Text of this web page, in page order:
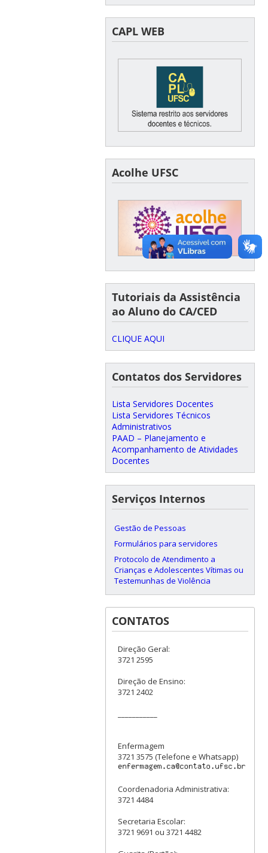
CAPL WEB
Acolhe UFSC
Tutoriais da Assistência
ao Aluno do CA/CED
CLIQUE AQUI
Contatos dos Servidores
Lista Servidores Docentes
Lista Servidores Técnicos
Administrativos
PAAD – Planejamento e
Acompanhamento de Atividades
Docentes
Serviços Internos
Gestão de Pessoas
Formulários para servidores
Protocolo de Atendimento a
Crianças e Adolescentes Vítimas ou
Testemunhas de Violência
CONTATOS
Direção Geral:
3721 2595
Direção de Ensino:
3721 2402
Enfermagem
3721 3575 (Telefone e Whatsapp)
Coordenadoria Administrativa:
3721 4484
Secretaria Escolar:
3721 9691 ou 3721 4482